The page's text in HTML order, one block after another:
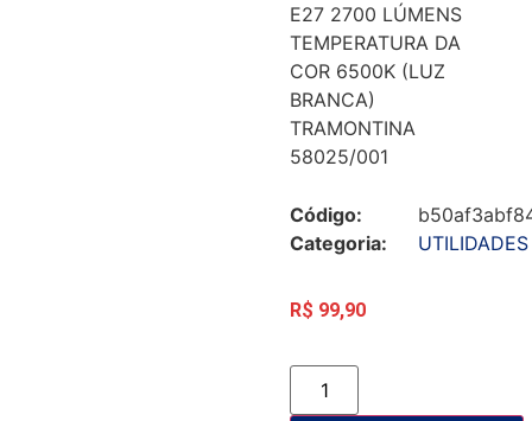
E27 2700 LÚMENS
TEMPERATURA DA
COR 6500K (LUZ
BRANCA)
TRAMONTINA
58025/001
Código:
Categoria:
UTILIDADES
R$ 99,90